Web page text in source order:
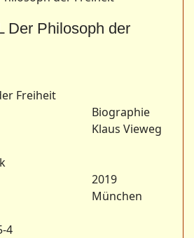
Der Philosoph der
Freiheit
Biographie
Klaus Vieweg
2019
München
4